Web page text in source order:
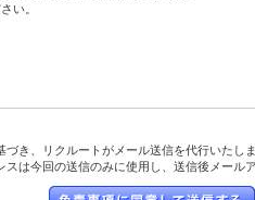
い。
づき、リクルートがメール送信を代行いたしま
スは今回の送信のみに使用し、送信後メール